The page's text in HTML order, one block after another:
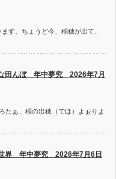
す。ちょうど今、稲穂が出て、
田んぼ 年中夢究 2026年7月
たぁ、稲の出穂（でほ）よぉりよ
界 年中夢究 2026年7月6日